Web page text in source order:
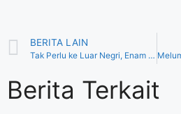
BERITA LAIN
Tak Perlu ke Luar Negri, Enam Spot Wisata Bogor Ini sangat Instagramble
Berita Terkait